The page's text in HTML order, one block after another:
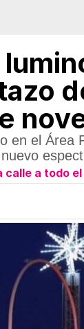
en el Área
calle a todo